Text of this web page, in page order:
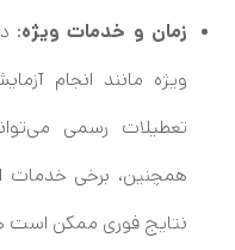
زمان و خدمات ویژه:
ویژه مانند انجام
تعطیلات رسمی
همچنین، برخی خدمات
نتایج فوری ممکن است